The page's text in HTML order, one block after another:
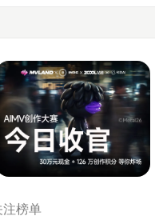
师们都在站酷
注榜单